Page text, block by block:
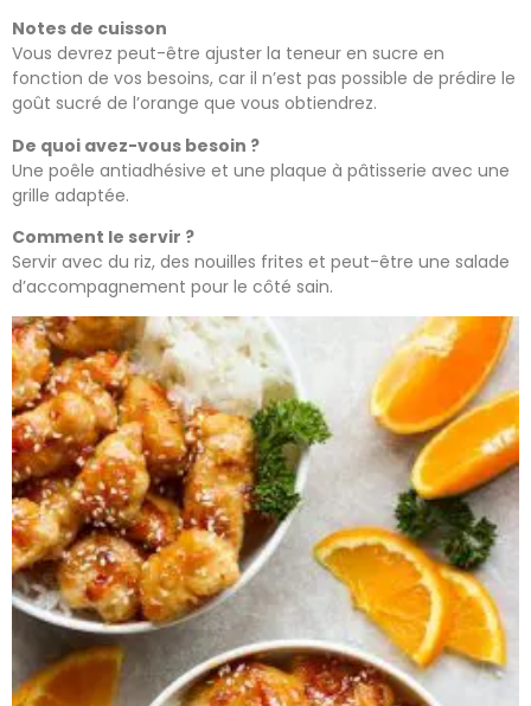
Notes de cuisson
Vous devrez peut-être ajuster la teneur en sucre en
fonction de vos besoins, car il n’est pas possible de prédire le
goût sucré de l’orange que vous obtiendrez.
De quoi avez-vous besoin ?
Une poêle antiadhésive et une plaque à pâtisserie avec une
grille adaptée.
Comment le servir ?
Servir avec du riz, des nouilles frites et peut-être une salade
d’accompagnement pour le côté sain.